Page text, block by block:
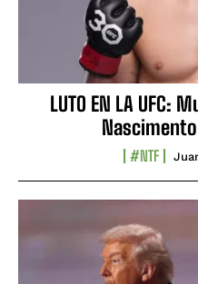
LUTO EN LA UFC:
#NTF